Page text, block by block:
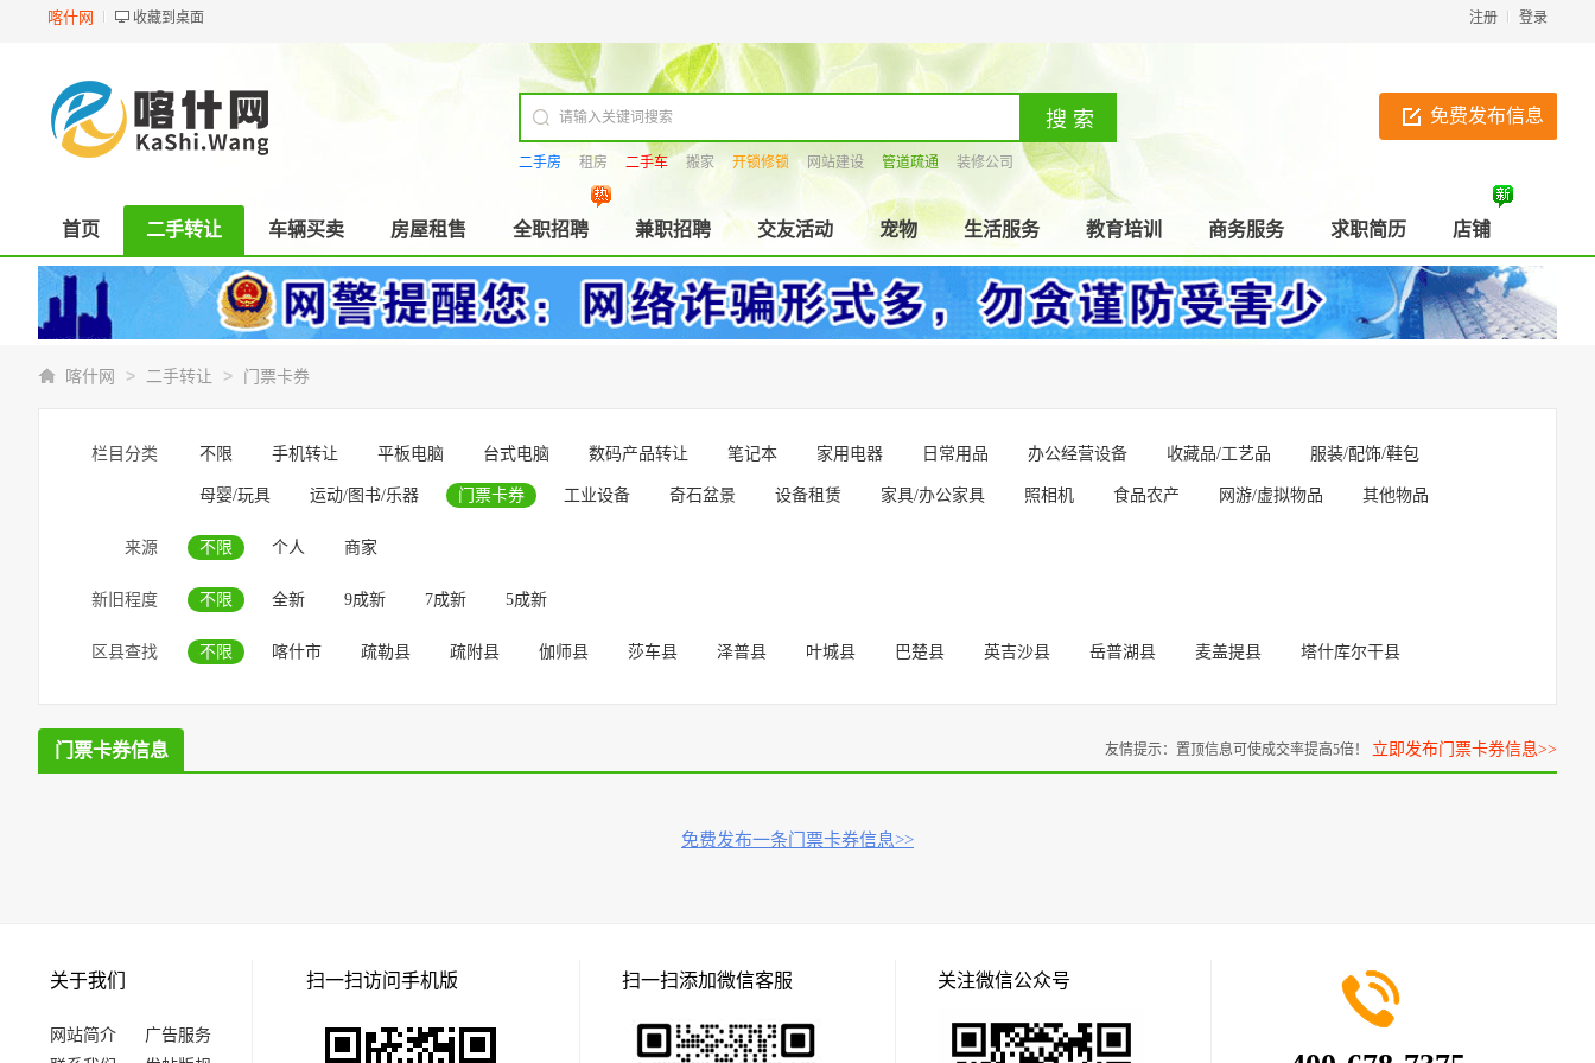
喀什网 收藏到桌面 登录
注册
免费发布信息
二手房 租房 二手车 搬家 开锁修锁 网站建设 管道疏通 装修公司
首页 二手转让 车辆买卖 房屋租售 全职招聘 兼职招聘 交友活动 宠物 生活服务 教育培训 商务服务 求职简历 店铺
喀什网 > 二手转让 > 门票卡券
栏目分类 不限 手机转让 平板电脑 台式电脑 数码产品转让 笔记本 家用电器 日常用品 办公经营设备 收藏品/工艺品 服装/配饰/鞋包
母婴/玩具 运动/图书/乐器 门票卡券 工业设备 奇石盆景 设备租赁 家具/办公家具 照相机 食品农产 网游/虚拟物品 其他物品
来源 不限 个人 商家
新旧程度 不限 全新 9成新 7成新 5成新
区县查找 不限 喀什市 疏勒县 疏附县 伽师县 莎车县 泽普县 叶城县 巴楚县 英吉沙县 岳普湖县 麦盖提县 塔什库尔干县
门票卡券信息 友情提示：置顶信息可使成交率提高5倍！ 立即发布门票卡券信息>>
免费发布一条门票卡券信息>>
关于我们
网站简介
广告服务
扫一扫访问手机版 扫一扫添加微信客服 关注微信公众号